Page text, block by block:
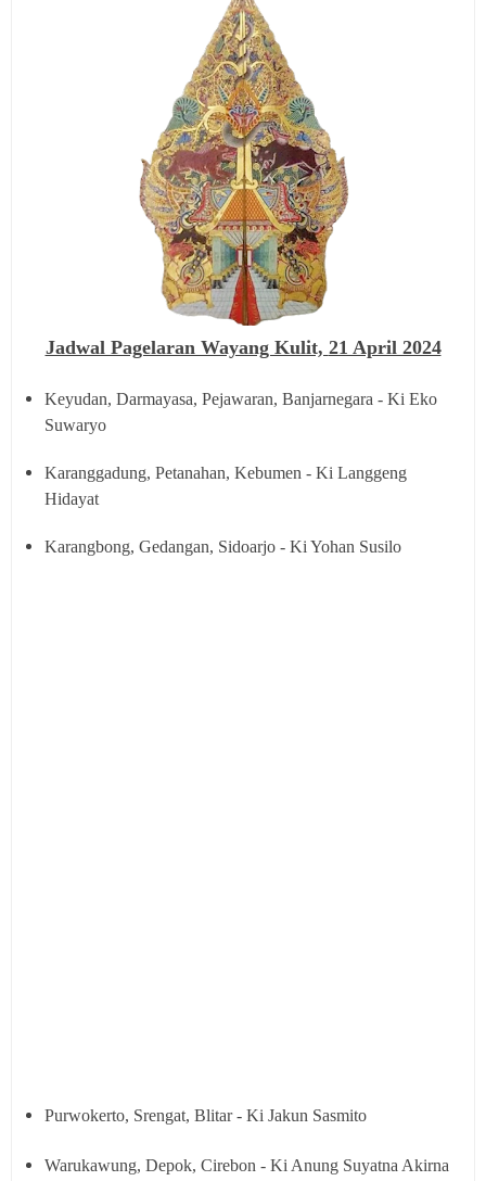
Jadwal Pagelaran Wayang Kulit, 21 April 2024
Keyudan, Darmayasa, Pejawaran, Banjarnegara - Ki Eko
Suwaryo
Karanggadung, Petanahan, Kebumen - Ki Langgeng
Hidayat
Karangbong, Gedangan, Sidoarjo - Ki Yohan Susilo
Purwokerto, Srengat, Blitar - Ki Jakun Sasmito
Warukawung, Depok, Cirebon - Ki Anung Suyatna Akirna